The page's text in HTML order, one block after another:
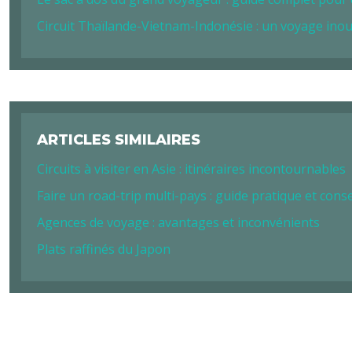
Circuit Thaïlande-Vietnam-Indonésie : un voyage
ARTICLES SIMILAIRES
Circuits à visiter en Asie : itinéraires incontournables
Faire un road-trip multi-pays : guide pratique et
Agences de voyage : avantages et inconvénients
Plats raffinés du Japon